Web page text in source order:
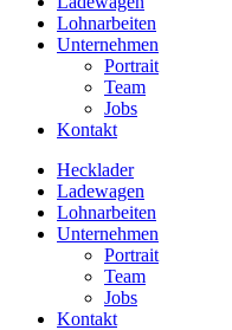
Lohnarbeiten
Unternehmen
Portrait
Team
Jobs
Kontakt
Hecklader
Ladewagen
Lohnarbeiten
Unternehmen
Portrait
Team
Jobs
Kontakt